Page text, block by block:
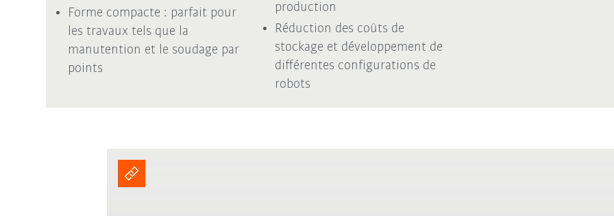
Forme compacte : parfait pour
les travaux tels que la
manutention et le soudage par
points
production
Réduction des coûts de
stockage et développement de
différentes configurations de
robots